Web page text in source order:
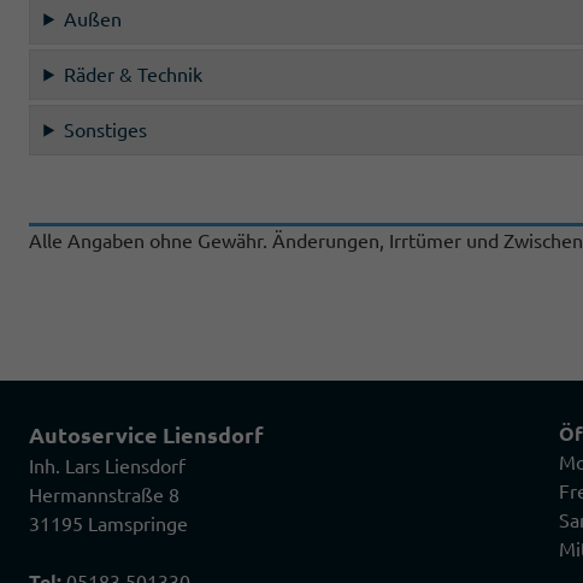
Außen
Räder & Technik
Sonstiges
Alle Angaben ohne Gewähr. Änderungen, Irrtümer und
Autoservice Liensdorf
Inh. Lars Liensdorf
Hermannstraße 8
31195 Lamspringe